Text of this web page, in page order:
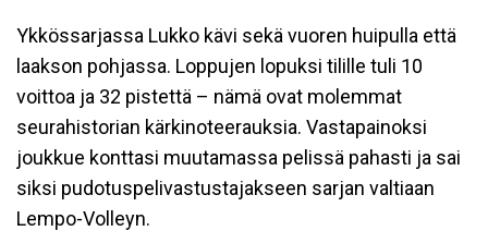
Ykkössarjassa Lukko kävi sekä vuoren huipulla että
laakson pohjassa. Loppujen lopuksi tilille tuli 10
voittoa ja 32 pistettä – nämä ovat molemmat
seurahistorian kärkinoteerauksia. Vastapainoksi
joukkue konttasi muutamassa pelissä pahasti ja sai
siksi pudotuspelivastustajakseen sarjan valtiaan
Lempo-Volleyn.